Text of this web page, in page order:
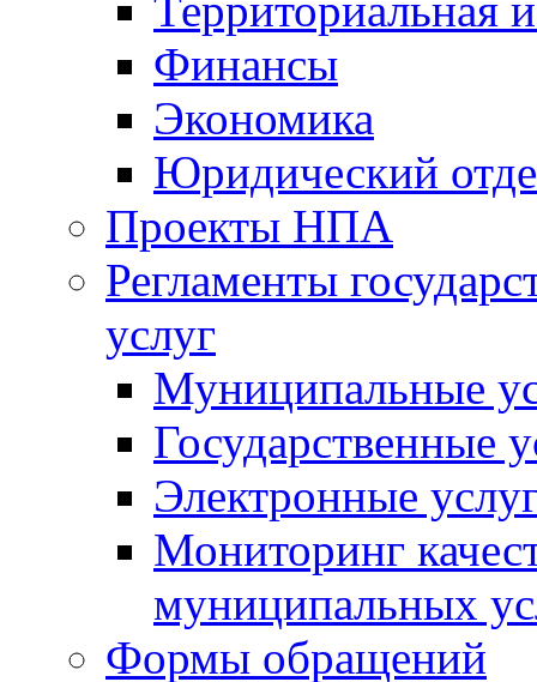
Финансы
Экономика
Юридический
Проекты НПА
Регламенты
услуг
Муниципальные
Государственные
Электронные
Мониторинг
муниципальных
Формы обращений